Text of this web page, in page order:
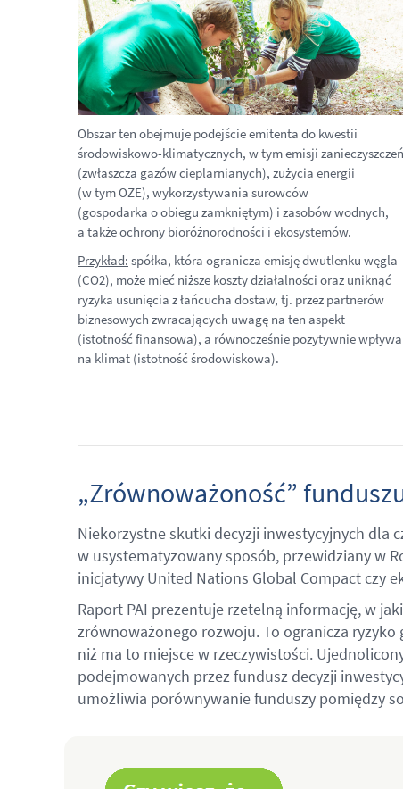
Obszar ten obejmuje podejście emitenta do kwestii
środowiskowo-klimatycznych, w tym emisji zanieczyszczeń
(zwłaszcza gazów cieplarnianych), zużycia energii
(w tym OZE), wykorzystywania surowców
(gospodarka o obiegu zamkniętym) i zasobów wodnych,
a także ochrony bioróżnorodności i ekosystemów.
Przykład: spółka, która ogranicza emisję dwutlenku węgla
(CO2), może mieć niższe koszty działalności oraz uniknąć
ryzyka usunięcia z łańcucha dostaw, tj. przez partnerów
biznesowych zwracających uwagę na ten aspekt
(istotność finansowa), a równocześnie pozytywnie wpływa
na klimat (istotność środowiskowa).
„Zrównoważoność”
Niekorzystne skutki decyzji inwestycyjnych dla
w usystematyzowany sposób, przewidziany w
inicjatywy United Nations Global Compact czy
Raport PAI prezentuje rzetelną informację, w
zrównoważonego rozwoju. To ogranicza
niż ma to miejsce w rzeczywistości.
podejmowanych przez fundusz decyzji
umożliwia porównywanie funduszy pomiędzy